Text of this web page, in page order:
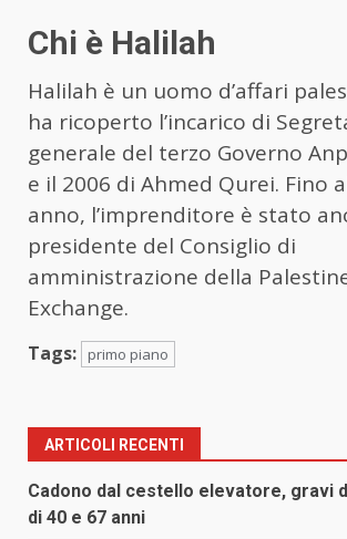
Chi è Halilah
Halilah è un uomo d’affari
ha ricoperto l’incarico di
generale del terzo Governo
e il 2006 di Ahmed Qurei. Fino
anno, l’imprenditore è stato
presidente del Consiglio di
amministrazione della
Exchange.
Tags: primo piano
ARTICOLI RECENTI
Cadono dal cestello elevatore, gravi
di 40 e 67 anni